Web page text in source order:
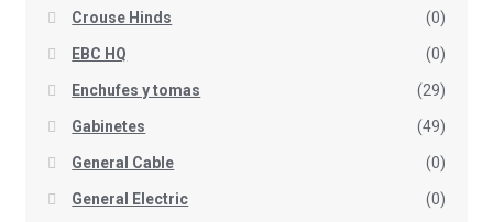
Crouse Hinds (0)
EBC HQ (0)
Enchufes y tomas (29)
Gabinetes (49)
General Cable (0)
General Electric (0)